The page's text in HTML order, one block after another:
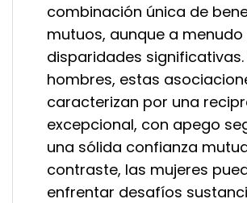
combinación única de
mutuos, aunque a menudo
disparidades significativas.
hombres, estas
caracterizan por una
excepcional, con apego
una sólida confianza
contraste, las mujeres
enfrentar desafíos